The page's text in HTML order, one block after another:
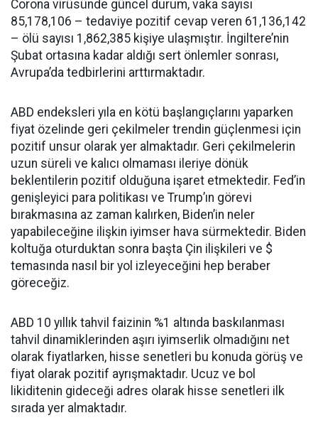
Corona virüsünde güncel durum, vaka sayısı
85,178,106 – tedaviye pozitif cevap veren 61,136,142
– ölü sayısı 1,862,385 kişiye ulaşmıştır. İngiltere’nin
Şubat ortasına kadar aldığı sert önlemler sonrası,
Avrupa’da tedbirlerini arttırmaktadır.
ABD endeksleri yıla en kötü başlangıçlarını yaparken
fiyat özelinde geri çekilmeler trendin güçlenmesi için
pozitif unsur olarak yer almaktadır. Geri çekilmelerin
uzun süreli ve kalıcı olmaması ileriye dönük
beklentilerin pozitif olduğuna işaret etmektedir. Fed’in
genişleyici para politikası ve Trump’ın görevi
bırakmasına az zaman kalırken, Biden’in neler
yapabileceğine ilişkin iyimser hava sürmektedir. Biden
koltuğa oturduktan sonra başta Çin ilişkileri ve $
temasında nasıl bir yol izleyeceğini hep beraber
göreceğiz.
ABD 10 yıllık tahvil faizinin %1 altında baskılanması
tahvil dinamiklerinden aşırı iyimserlik olmadığını net
olarak fiyatlarken, hisse senetleri bu konuda görüş ve
fiyat olarak pozitif ayrışmaktadır. Ucuz ve bol
likiditenin gideceği adres olarak hisse senetleri ilk
sırada yer almaktadır.